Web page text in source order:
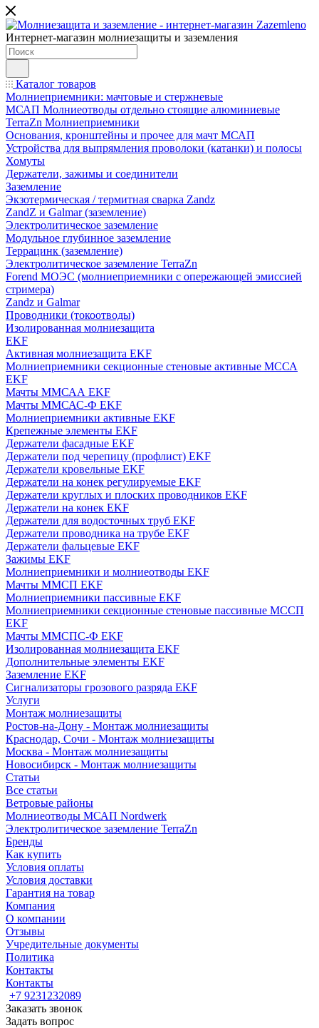
Интернет-магазин молниезащиты и заземления
Каталог товаров
Молниеприемники: мачтовые и стержневые
МСАП Молниеотводы отдельно стоящие алюминиевые
TerraZn Молниеприемники
Основания, кронштейны и прочее для мачт МСАП
Устройства для выпрямления проволоки (катанки) и полосы
Хомуты
Держатели, зажимы и соединители
Заземление
Экзотермическая / термитная сварка Zandz
ZandZ и Galmar (заземление)
Электролитическое заземление
Модульное глубинное заземление
Террацинк (заземление)
Электролитическое заземление TerraZn
Forend МОЭС (молниеприемники с опережающей эмиссией
стримера)
Zandz и Galmar
Проводники (токоотводы)
Изолированная молниезащита
EKF
Активная молниезащита EKF
Молниеприемники секционные стеновые активные МССА
EKF
Мачты ММСАА EKF
Мачты ММСАС-Ф EKF
Молниеприемники активные EKF
Крепежные элементы EKF
Держатели фасадные EKF
Держатели под черепицу (профлист) EKF
Держатели кровельные EKF
Держатели на конек регулируемые EKF
Держатели круглых и плоских проводников EKF
Держатели на конек EKF
Держатели для водосточных труб EKF
Держатели проводника на трубе EKF
Держатели фальцевые EKF
Зажимы EKF
Молниеприемники и молниеотводы EKF
Мачты ММСП EKF
Молниеприемники пассивные EKF
Молниеприемники секционные стеновые пассивные МССП
EKF
Мачты ММСПС-Ф EKF
Изолированная молниезащита EKF
Дополнительные элементы EKF
Заземление EKF
Сигнализаторы грозового разряда EKF
Услуги
Монтаж молниезащиты
Ростов-на-Дону - Монтаж молниезащиты
Краснодар, Сочи - Монтаж молниезащиты
Москва - Монтаж молниезащиты
Новосибирск - Монтаж молниезащиты
Статьи
Все статьи
Ветровые районы
Молниеотводы МСАП Nordwerk
Электролитическое заземление TerraZn
Бренды
Как купить
Условия оплаты
Условия доставки
Гарантия на товар
Компания
О компании
Отзывы
Учредительные документы
Политика
Контакты
Контакты
+7 9231232089
Заказать звонок
Задать вопрос